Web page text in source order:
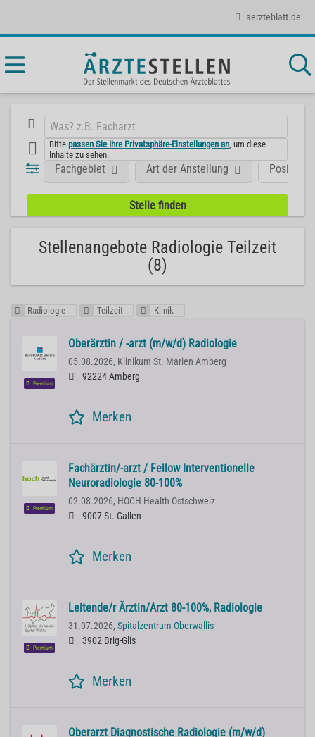
aerzteblatt.de
Bittepassen Sie Ihre Privatsphäre-Einstellungen an , um diese
Inhalte zu sehen.
Position
Fachgebiet Art der Anstellung
Stellenangebote Radiologie Teilzeit
(8)
Radiologie Teilzeit Klinik
Premium
Oberärztin / -arzt (m/w/d) Radiologie
05.08.2026, Klinikum St. Marien Amberg
92224 Amberg
Merken
Premium
Fachärztin/-arzt / Fellow Interventionelle
Neuroradiologie 80-100%
02.08.2026, HOCH Health Ostschweiz
9007 St. Gallen
Merken
Premium
Leitende/r Ärztin/Arzt 80-100%, Radiologie
31.07.2026, Spitalzentrum Oberwallis
3902 Brig-Glis
Merken
Oberarzt Diagnostische Radiologie (m/w/d)